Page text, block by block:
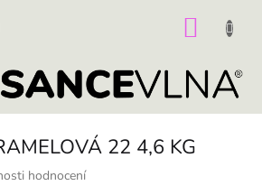
22 4,6 KG
hodnocení